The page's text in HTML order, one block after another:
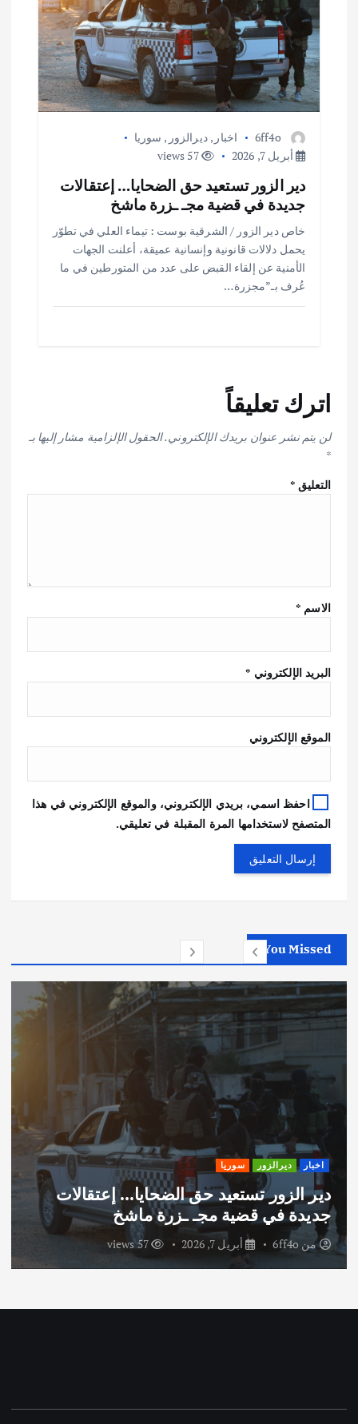
6ff4o اخبار ,ديرالزور , سوريا
أبريل 7, 2026
57 views
دير الزور تستعيد حق الضحايا… إعتقالات
جديدة في قضية مجـ ـزرة ماشخ
خاص دير الزور / الشرقية بوست : تيماء العلي في تطوّر
يحمل دلالات قانونية وإنسانية عميقة، أعلنت الجهات
الأمنية عن إلقاء القبض على عدد من المتورطين في ما
عُرف بـ”مجزرة…
اترك تعليقاً
لن يتم نشر عنوان بريدك الإلكتروني.الحقول الإلزامية مشار إليها بـ
*
التعليق*
الاسم *
البريد الإلكتروني *
الموقع الإلكتروني
احفظ اسمي، بريدي الإلكتروني، والموقع الإلكتروني في هذا
المتصفح لاستخدامها المرة المقبلة في تعليقي.
You Missed
اخبار ديرالزور سوريا
دير الزور تستعيد حق الضحايا… إعتقالات
جديدة في قضية مجـ ـزرة ماشخ
من 6ff4o أبريل 7, 2026 57 views